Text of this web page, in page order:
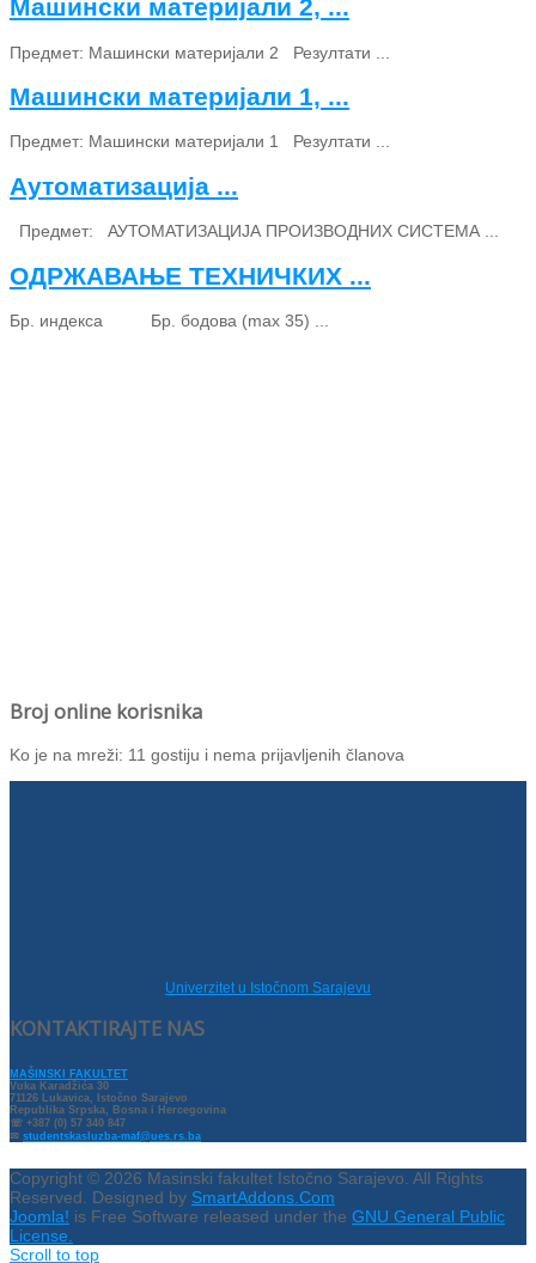
Машински материјали 2, ...
Предмет: Машински материјали 2 Резултати ...
Машински материјали 1, ...
Предмет: Машински материјали 1 Резултати ...
Аутоматизација ...
Предмет: АУТОМАТИЗАЦИЈА ПРОИЗВОДНИХ СИСТЕМА ...
ОДРЖАВАЊЕ ТЕХНИЧКИХ ...
Бр. индекса Бр. бодова (max 35) ...
Broj online korisnika
Ko je na mreži: 11 gostiju i nema prijavljenih članova
Univerzitet u Istočnom Sarajevu
KONTAKTIRAJTE NAS
MAŠINSKI FAKULTET
Vuka Karadžića 30
71126 Lukavica, Istočno Sarajevo
Republika Srpska, Bosna i Hercegovina
☏ +387 (0) 57 340 847
✉ studentskasluzba-maf@ues.rs.ba
Copyright © 2026 Masinski fakultet Istočno Sarajevo. All Rights
Reserved. Designed by SmartAddons.Com
Joomla! is Free Software released under the GNU General Public
License.
Scroll to top